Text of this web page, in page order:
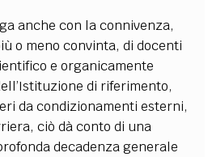
anche con la connivenza,
o meno convinta, di docenti
e organicamente
di riferimento,
da condizionamenti esterni,
ciò dà conto di una
decadenza generale